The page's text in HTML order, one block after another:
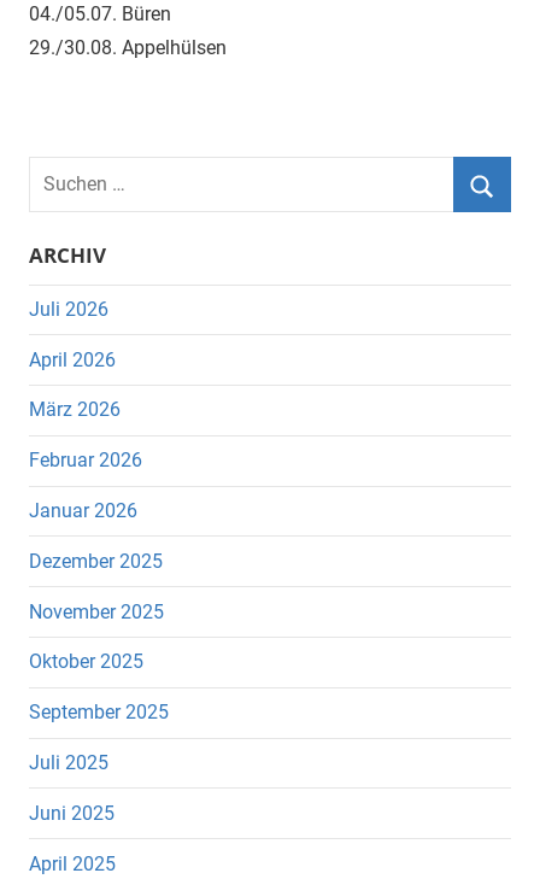
04./05.07. Büren
29./30.08. Appelhülsen
Suchen
ARCHIV
Juli 2026
April 2026
März 2026
Februar 2026
Januar 2026
Dezember 2025
November 2025
Oktober 2025
September 2025
Juli 2025
Juni 2025
April 2025